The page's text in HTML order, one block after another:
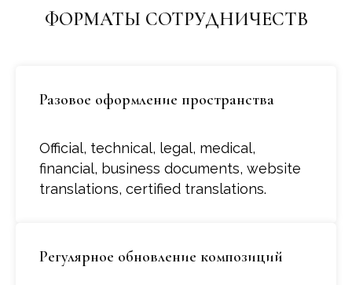
ФОРМАТЫ СОТРУДНИЧЕСТВ
Разовое оформление пространства
Official, technical, legal, medical,
financial, business documents, website
translations, certified translations.
Регулярное обновление композиций